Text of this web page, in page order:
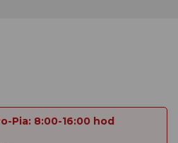
Pia: 8:00-16:00 hod